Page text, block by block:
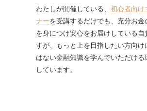
わたしが開催している、 初心者向け
ナーを受講するだけでも、充分お金
を身につけ安心をお届けしている自
すが、もっと上を目指したい方向け
はない金融知識を学んでいただける
しています。